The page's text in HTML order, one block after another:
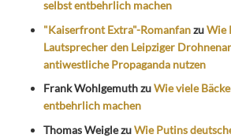
selbst entbehrlich machen
"Kaiserfront Extra"-RomanfanzuWie
Lautsprecher den Leipziger
antiwestliche Propaganda nutzen
Frank WohlgemuthzuWie viele
entbehrlich machen
Thomas WeiglezuWie Putins